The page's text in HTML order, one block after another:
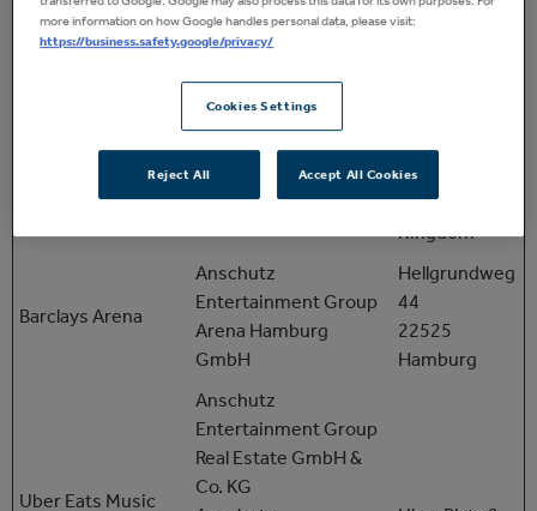
Kingdom
Colosseum
Ansco Music Club
Limited
London SE1
8NW
United
Kingdom
Barclays Arena
Anschutz
Entertainment Group
Arena Hamburg
GmbH
Hellgrundweg
44
22525
Hamburg
Uber Eats Music
Anschutz
Entertainment Group
Real Estate GmbH &
Co. KG
more information on how Google handles personal data, please visit:
https://business.safety.google/privacy/
Cookies Settings
Reject All Accept All Cookies